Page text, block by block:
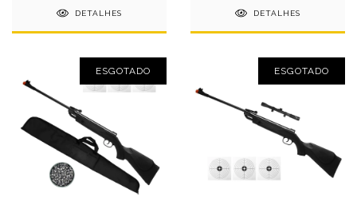
DETALHES DETALHES
ESGOTADO ESGOTADO